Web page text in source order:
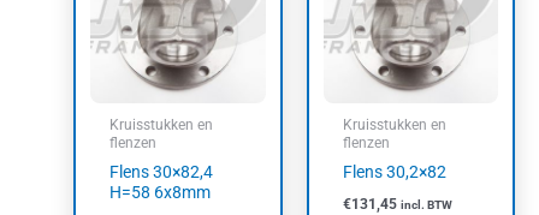
Kruisstukken en
flenzen
Flens 30×82,4
H=58 6x8mm
Kruisstukken en
flenzen
Flens 30,2×82
€131,45 incl. BTW